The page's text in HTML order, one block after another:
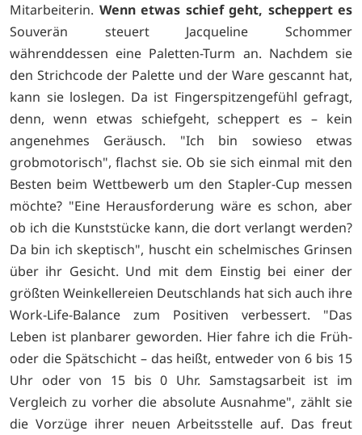
Mitarbeiterin. Wenn etwas schief geht, scheppert es
Souverän steuert Jacqueline Schommer
währenddessen eine Paletten-Turm an. Nachdem sie
den Strichcode der Palette und der Ware gescannt hat,
kann sie loslegen. Da ist Fingerspitzengefühl gefragt,
denn, wenn etwas schiefgeht, scheppert es – kein
angenehmes Geräusch. "Ich bin sowieso etwas
grobmotorisch", flachst sie. Ob sie sich einmal mit den
Besten beim Wettbewerb um den Stapler-Cup messen
möchte? "Eine Herausforderung wäre es schon, aber
ob ich die Kunststücke kann, die dort verlangt werden?
Da bin ich skeptisch", huscht ein schelmisches Grinsen
über ihr Gesicht. Und mit dem Einstig bei einer der
größten Weinkellereien Deutschlands hat sich auch ihre
Work-Life-Balance zum Positiven verbessert. "Das
Leben ist planbarer geworden. Hier fahre ich die Früh-
oder die Spätschicht – das heißt, entweder von 6 bis 15
Uhr oder von 15 bis 0 Uhr. Samstagsarbeit ist im
Vergleich zu vorher die absolute Ausnahme", zählt sie
die Vorzüge ihrer neuen Arbeitsstelle auf. Das freut